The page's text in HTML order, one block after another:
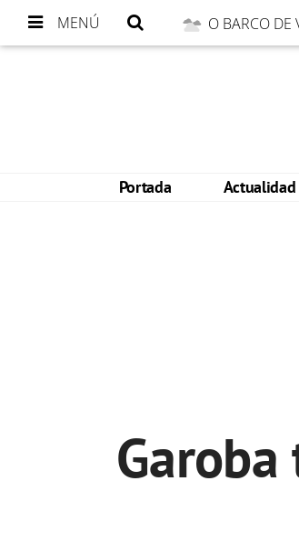
MENÚ O BARCO DE
Portada Actualidad